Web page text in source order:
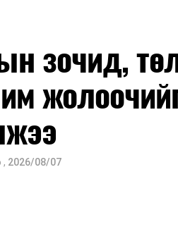
зочид,
, 2026/08/07